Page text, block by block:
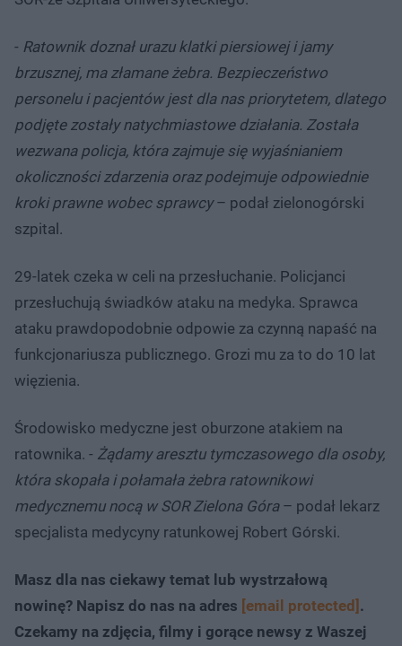
- Ratownik doznał urazu klatki piersiowej i jamy
brzusznej, ma złamane żebra. Bezpieczeństwo
personelu i pacjentów jest dla nas priorytetem, dlatego
podjęte zostały natychmiastowe działania. Została
wezwana policja, która zajmuje się wyjaśnianiem
okoliczności zdarzenia oraz podejmuje odpowiednie
kroki prawne wobec sprawcy– podał zielonogórski
szpital.
29-latek czeka w celi na przesłuchanie. Policjanci
przesłuchują świadków ataku na medyka. Sprawca
ataku prawdopodobnie odpowie za czynną napaść na
funkcjonariusza publicznego. Grozi mu za to do 10 lat
więzienia.
Środowisko medyczne jest oburzone atakiem na
ratownika. - Żądamy aresztu tymczasowego dla osoby,
która skopała i połamała żebra ratownikowi
medycznemu nocą w SOR Zielona Góra– podał lekarz
specjalista medycyny ratunkowej Robert Górski.
Masz dla nas ciekawy temat lub wystrzałową
nowinę? Napisz do nas na adres [email protected] .
Czekamy na zdjęcia, filmy i gorące newsy z Waszej